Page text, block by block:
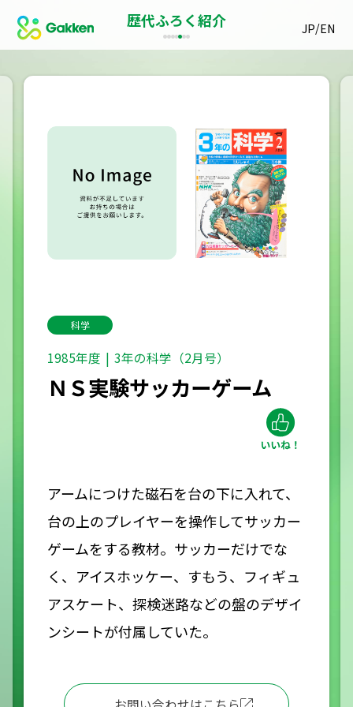
JP/EN
歴代ふろく紹介
科学
1985年度 3年の科学（2月号）
ＮＳ実験サッカーゲーム
アームにつけた磁石を台の下に入れて、
台の上のプレイヤーを操作してサッカー
ゲームをする教材。サッカーだけでな
く、アイスホッケー、すもう、フィギュ
アスケート、探検迷路などの盤のデザイ
ンシートが付属していた。